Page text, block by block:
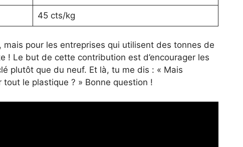
45 cts/kg
pour les entreprises qui utilisent des tonnes de
! Le but de cette contribution est d’encourager les
plutôt que du neuf. Et là, tu me dis : « Mais
le plastique ? » Bonne question !